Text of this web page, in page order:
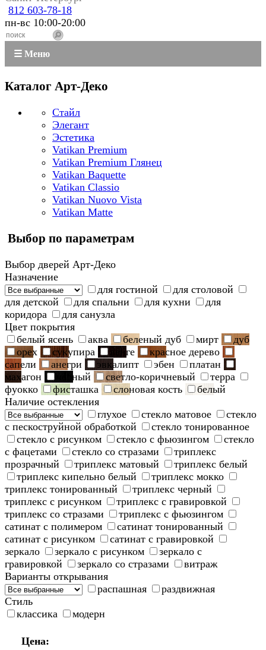
812 603-78-18
пн-вс 10:00-20:00
☰ Меню
Каталог Арт-Деко
Стайл
Элегант
Эстетика
Vatikan Premium
Vatikan Premium Глянец
Vatikan Baquette
Vatikan Classio
Vatikan Nuovo Vista
Vatikan Matte
Выбор по параметрам
Выбор дверей Арт-Деко
Назначение
для гостиной
для столовой
для детской
для спальни для кухни
для
коридора
для санузла
Цвет покрытия
белый ясень
аква беленый дуб мирт
дуб
орех
сукупира венге
красное дерево
сапели
анегри эвкалипт эбен
платан
махагон
черный светло-коричневый
терра
фуокко
фисташка слоновая кость
белый
Наличие остекления
глухое
стекло матовое
стекло
с пескоструйной обработкой
стекло тонированное
стекло с рисунком
стекло с фьюзингом
стекло
с фацетами
стекло со стразами
триплекс
прозрачный
триплекс матовый
триплекс белый
триплекс кипельно белый
триплекс мокко
триплекс тонированный
триплекс черный
триплекс с рисунком
триплекс с гравировкой
триплекс со стразами
триплекс с фьюзингом
сатинат с полимером
сатинат тонированный
сатинат с рисунком
сатинат с гравировкой
зеркало
зеркало с рисунком
зеркало с
гравировкой
зеркало со стразами
витраж
Варианты открывания
распашная
раздвижная
Стиль
классика
модерн
Цена: